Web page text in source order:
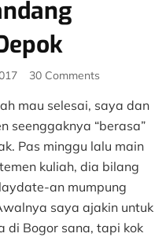
30 Comments
di
D’kandang
Amazing
Depok
mau selesai, saya dan
seenggaknya “berasa”
Pas minggu lalu main
kuliah, dia bilang
an mumpung
saya ajakin untuk
di Bogor sana, tapi kok